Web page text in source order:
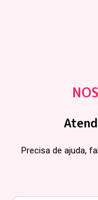
Precisa de ajuda,